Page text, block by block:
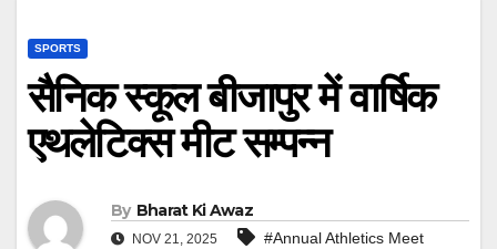
SPORTS
सैनिक स्कूल बीजापुर में वार्षिक
एथलेटिक्स मीट सम्पन्न
By Bharat Ki Awaz
NOV 21, 2025
#Annual Athletics Meet